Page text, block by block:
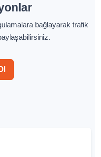
bağlayarak trafik